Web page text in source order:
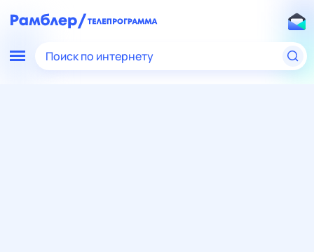
Поиск по интернету